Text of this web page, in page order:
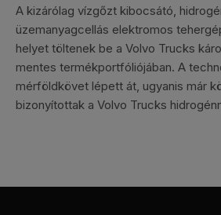
A kizárólag vízgőzt kibocsátó,
üzemanyagcellás elektromos
helyet töltenek be a Volvo Trucks
mentes termékportfóliójában. A
mérföldkövet lépett át, ugyanis már
bizonyítottak a Volvo Trucks